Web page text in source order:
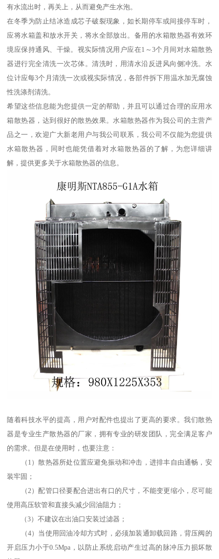
有水流出时，再关上，从而避免产生水泡。
在冬季为防止结冰造成芯子破裂现象，如长期停车或间接停车时，
应将水箱盖和放水开关，将水全部放出。备用的水箱散热器有效环
境应保持通风、干燥。视实际情况用户应在1～3个月间对水箱散热
器进行完全清洗一次芯体。清洗时，用清水沿反进风向侧冲洗。水
位计应每3个月清洗一次或视实际情况，各部件拆下用温水加无腐蚀
性洗涤剂清洗。
希望这些信息能为您提供一定的帮助，并且可以通过合理的应用水
箱散热器，达到很好的散热效果。水箱散热器作为我公司的主营产
品之一，欢迎广大新老用户与我公司联系，我公司不仅能为您提供
水箱散热器，同时也能凭借着对水箱散热器的了解，为您详细讲
解，提供更多关于水箱散热器的信息。
随着科技水平的提高，用户对配件也提出了更高的要求。我们散热
器是专业生产散热器的厂家，拥有专业的研发团队，完全满足客户
的需求。但是在使用时，也要注意：
（1）散热器所处位置应避免振动和冲击，进排丰自由通畅，安
装牢固；
（2）配管口径要配合进出有口的尺寸，不能变更缩小，尽可能
使用高压软管和直接头减少回油阻力；
（3）不建议在出油口安装过滤器；
（4）当使用回油冷却方式时，必须加装通卸载回路，背压阀的
开启压力小于0.5Mpa，以防止系统启动产生过高的脉冲压力损坏散